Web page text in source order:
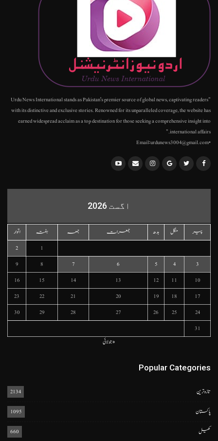
"Urdu News International stands as Pakistan's premier source of global news, captivating readers
with its distinctive and exclusive stories. Renowned for its unparalleled coverage, the website has
earned widespread acclaim as a top destination for those seeking a comprehensive insight into
international affairs."
•Email:urdunews3004@gmail.com
اگست 2026
پیر منگل بدھ جمعرات جمعہ ہفتہ
اتوار
1
2
3
4
5
6
7
8
9
10
11
12
13
14
15
16
17
18
19
20
21
22
23
24
25
26
27
28
29
30
31
« جولائی
Popular Categories
تازہ ترین 2134
پاکستان 1095
کھیل 660